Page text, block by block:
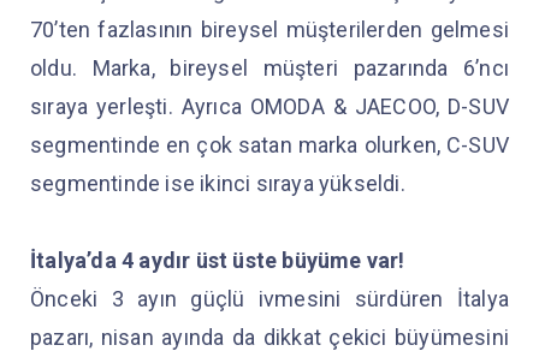
70’ten fazlasının bireysel müşterilerden gelmesi
oldu. Marka, bireysel müşteri pazarında 6’ncı
sıraya yerleşti. Ayrıca OMODA & JAECOO, D-SUV
segmentinde en çok satan marka olurken, C-SUV
segmentinde ise ikinci sıraya yükseldi.
İtalya’da 4 aydır üst üste büyüme var!
Önceki 3 ayın güçlü ivmesini sürdüren İtalya
pazarı, nisan ayında da dikkat çekici büyümesini